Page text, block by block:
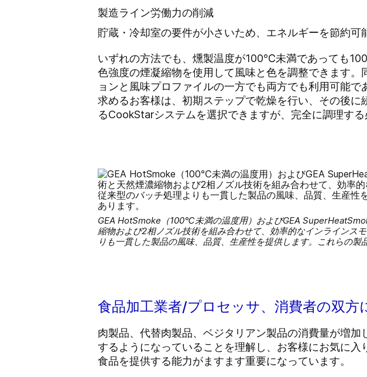
製造ライン労働力の削減
貯蔵・冷却室の要件が小さいため、エネルギーを節約可
いずれの方法でも、燻製温度が100℃未満であっても
色強度の煙凝縮物を使用して風味と色を調整できます
ョンと風味プロファイルの一方でも両方でも利用可能
求めるお客様は、初期ステップで乾燥を行い、その後
るCookStarシステムを選択できますが、完全に調理する
GEA HotSmoke（100℃未満の温度用）およびGEA
縮物および2相ノズル技術を組み合わせて、効率的なインラインス
りも一貫した製品の風味、品質、生産性を提供します。これらの
食品加工業者/プロセッサ、消費者の双方
肉製品、代替肉製品、ベジタリアン製品の消費量が増
するようになっていることを理解し、お客様にお気に
食品を提供する能力がますます重要になっています。